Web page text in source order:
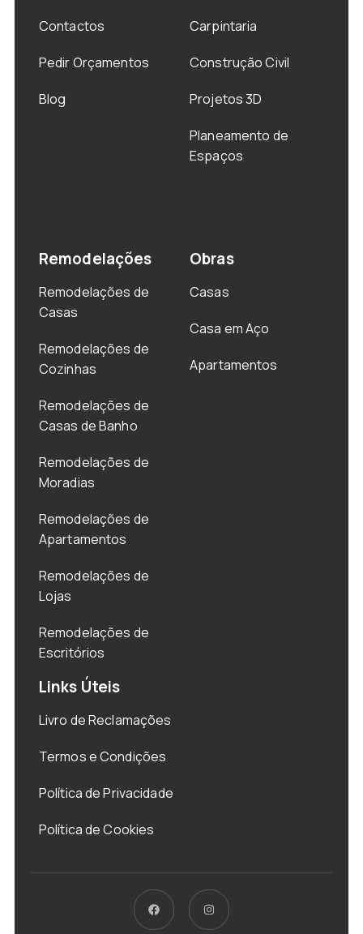
Contactos
Pedir Orçamentos
Blog
Carpintaria
Construção Civil
Projetos 3D
Planeamento de
Espaços
Remodelações
Remodelações de
Casas
Remodelações de
Cozinhas
Remodelações de
Casas de Banho
Remodelações de
Moradias
Remodelações de
Apartamentos
Remodelações de
Lojas
Remodelações de
Escritórios
Obras
Casas
Casa em Aço
Apartamentos
Links Úteis
Livro de Reclamações
Termos e Condições
Política de Privacidade
Política de Cookies